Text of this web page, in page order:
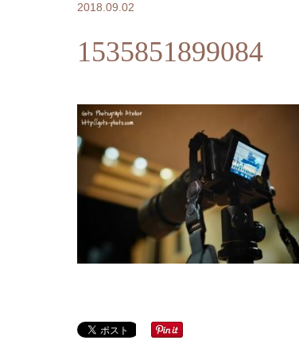
2018.09.02
1535851899084